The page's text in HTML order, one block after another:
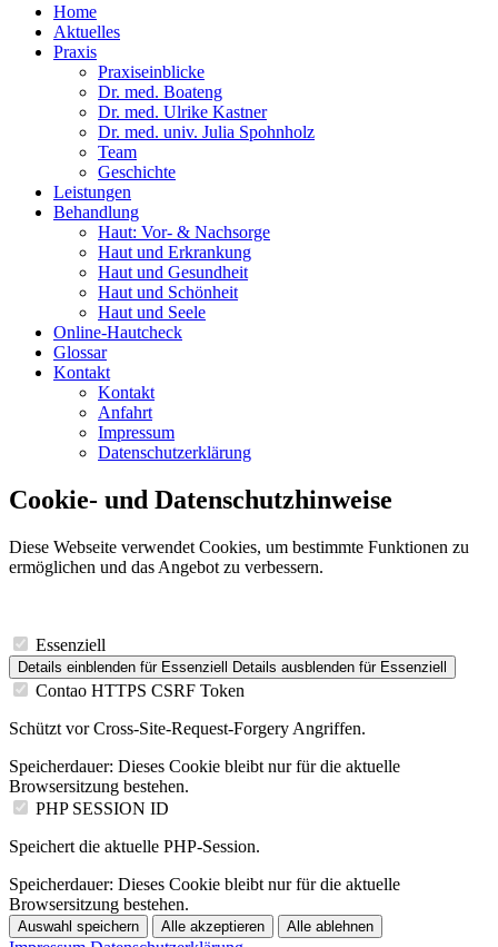
Home
Aktuelles
Praxis
Praxiseinblicke
Dr. med. Boateng
Dr. med. Ulrike Kastner
Dr. med. univ. Julia Spohnholz
Team
Geschichte
Leistungen
Behandlung
Haut: Vor- & Nachsorge
Haut und Erkrankung
Haut und Gesundheit
Haut und Schönheit
Haut und Seele
Online-Hautcheck
Glossar
Kontakt
Kontakt
Anfahrt
Impressum
Datenschutzerklärung
Cookie- und Datenschutzhinweise
Diese Webseite verwendet Cookies, um bestimmte Funktionen zu
ermöglichen und das Angebot zu verbessern.
Essenziell
Details einblenden für Essenziell Details ausblenden für Essenziell
Contao HTTPS CSRF Token
Schützt vor Cross-Site-Request-Forgery Angriffen.
Speicherdauer: Dieses Cookie bleibt nur für die aktuelle
Browsersitzung bestehen.
PHP SESSION ID
Speichert die aktuelle PHP-Session.
Speicherdauer: Dieses Cookie bleibt nur für die aktuelle
Browsersitzung bestehen.
Auswahl speichern Alle akzeptieren Alle ablehnen